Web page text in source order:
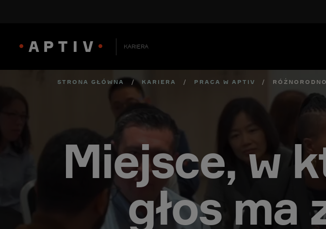
KARIERA
STRONA GŁÓWNA / KARIERA / PRACA W APTIV /
Miejsce, w
głos ma